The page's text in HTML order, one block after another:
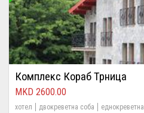
Комплекс Кораб Трница
2600.00
хотел двокреветна соба
еднокреветна